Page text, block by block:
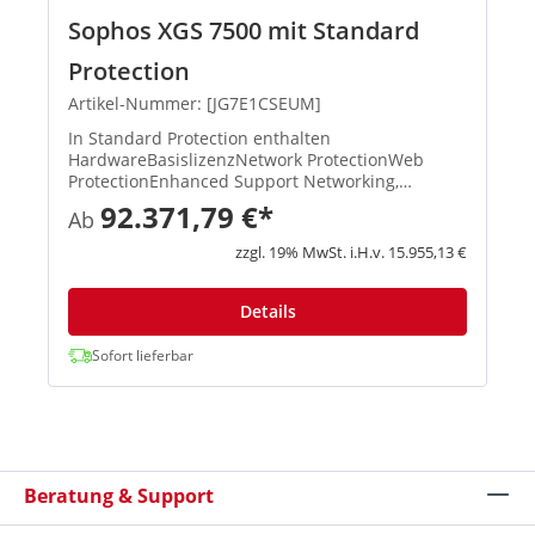
Sophos XGS 7500 mit Standard
Protection
Artikel-Nummer: [JG7E1CSEUM]
In Standard Protection enthalten
HardwareBasislizenzNetwork ProtectionWeb
ProtectionEnhanced Support Networking,
Wireless, Xstream-Architektur, unbegrenztes
Remote Access VPN, Site-to-Site VPN, Reporting
XStream TLS und DPI Engine, IPS, ATP, S...
Ab 92.371,79 €*
zzgl. 19% MwSt. i.H.v. 15.955,13 €
Details
Sofort lieferbar
Beratung & Support